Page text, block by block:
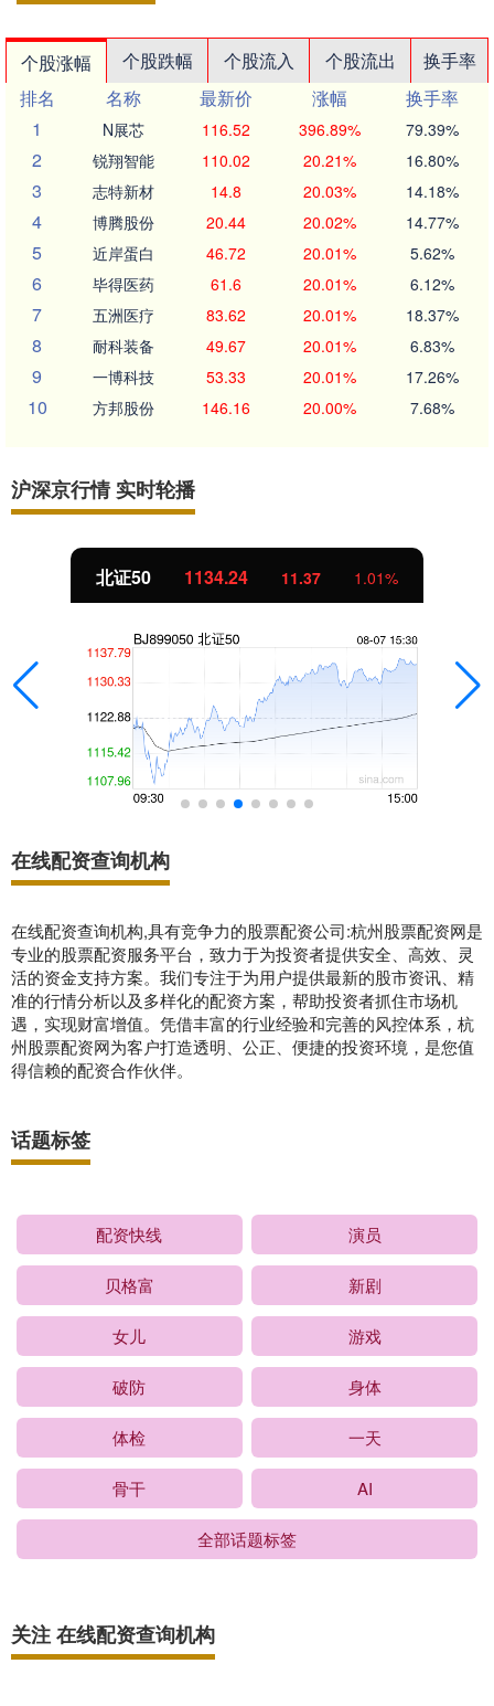
个股涨幅 个股跌幅 个股流入 个股流出
换手率
排名
名称 最新价 涨幅
换手率
1
N展芯 116.52 396.89% 79.39%
2 锐翔智能 110.02 20.21% 16.80%
3 志特新材 14.8 20.03% 14.18%
4 博腾股份 20.44 20.02% 14.77%
5 近岸蛋白 46.72 20.01% 5.62%
6 毕得医药 61.6 20.01% 6.12%
7 五洲医疗 83.62 20.01% 18.37%
8 耐科装备 49.67 20.01% 6.83%
9 一博科技 53.33 20.01% 17.26%
10 方邦股份 146.16 20.00% 7.68%
沪深京行情 实时轮播
北证50 1134.24 11.37 1.01%
在线配资查询机构
在线配资查询机构,具有竞争力的股票配资公司:杭州股票配资网是
专业的股票配资服务平台，致力于为投资者提供安全、高效、灵
活的资金支持方案。我们专注于为用户提供最新的股市资讯、精
准的行情分析以及多样化的配资方案，帮助投资者抓住市场机
遇，实现财富增值。凭借丰富的行业经验和完善的风控体系，杭
州股票配资网为客户打造透明、公正、便捷的投资环境，是您值
得信赖的配资合作伙伴。
话题标签
配资快线 演员
贝格富 新剧
女儿 游戏
破防 身体
体检 一天
骨干 AI
全部话题标签
关注 在线配资查询机构